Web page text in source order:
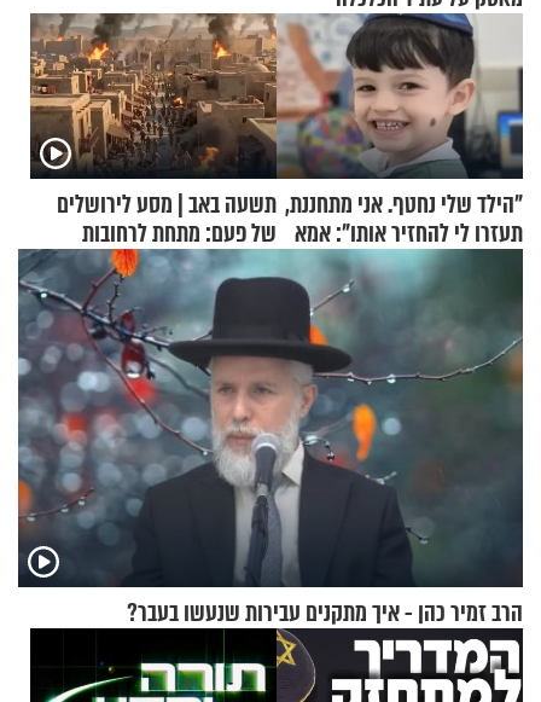
"הילד שלי נחטף. אני מתחננת,
תעזרו לי להחזיר אותו": אמא
של יובל בן ה-4 בריאיון דומע
תשעה באב | מסע לירושלים
של פעם: מתחת לרחובות
ירושלים
הרב זמיר כהן - איך מתקנים עבירות שנעשו בעבר?